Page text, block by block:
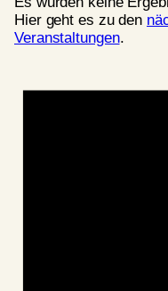
Hier geht es zu den
Veranstaltungen.